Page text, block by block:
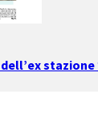
stazione